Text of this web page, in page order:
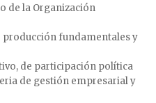
de la Organización
producción fundamentales y
de participación política
de gestión empresarial y